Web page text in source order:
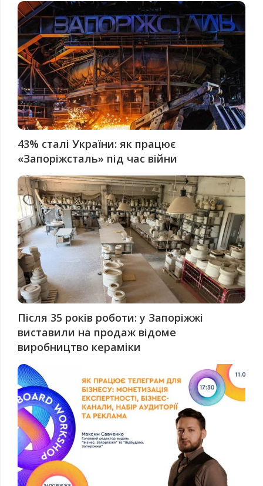
43% сталі України: як працює
«Запоріжсталь» під час війни
Після 35 років роботи: у Запоріжжі
виставили на продаж відоме
виробництво кераміки